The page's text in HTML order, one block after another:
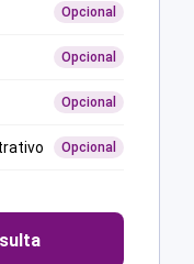
Opcional
Opcional
Opcional
Opcional